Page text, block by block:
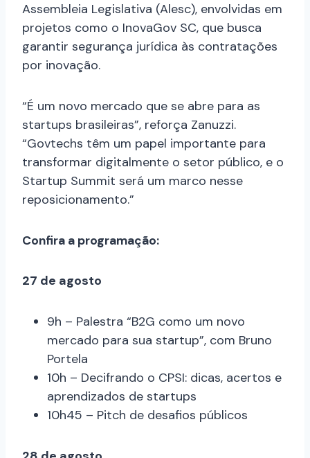
Assembleia Legislativa (Alesc), envolvidas em
projetos como o InovaGov SC, que busca
garantir segurança jurídica às contratações
por inovação.
“É um novo mercado que se abre para as
startups brasileiras”, reforça Zanuzzi.
“Govtechs têm um papel importante para
transformar digitalmente o setor público, e o
Startup Summit será um marco nesse
reposicionamento.”
Confira a programação:
27 de agosto
9h – Palestra “B2G como um novo
mercado para sua startup”, com Bruno
Portela
10h – Decifrando o CPSI: dicas, acertos e
aprendizados de startups
10h45 – Pitch de desafios públicos